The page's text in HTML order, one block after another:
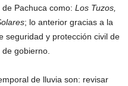
Pachuca como: Los Tuzos,
; lo anterior gracias a la
seguridad y protección civil de
gobierno.
de lluvia son: revisar